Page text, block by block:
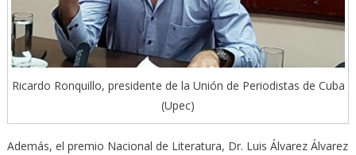
Ricardo Ronquillo, presidente de la Unión de Periodistas de Cuba
(Upec)
Además, el premio Nacional de Literatura, Dr. Luis Álvarez Álvarez